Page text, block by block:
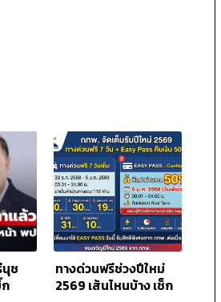
ช
ทางด่วนฟรีช่วงปีใหม่
2569 เส้นไหนบ้าง เช็ก